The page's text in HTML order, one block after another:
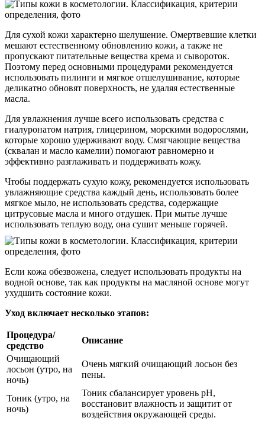
Для сухой кожи характерно шелушение. Омертвевшие клетки
мешают естественному обновлению кожи, а также не
пропускают питательные вещества крема и сывороток.
Поэтому перед основными процедурами рекомендуется
использовать пилинги и мягкое отшелушивание, которые
деликатно обновят поверхность, не удаляя естественные
масла.
Для увлажнения лучше всего использовать средства с
гиалуронатом натрия, глицерином, морскими водорослями,
которые хорошо удерживают воду. Смягчающие вещества
(сквалан и масло камелии) помогают равномерно и
эффективно разглаживать и поддерживать кожу.
Чтобы поддержать сухую кожу, рекомендуется использовать
увлажняющие средства каждый день, использовать более
мягкое мыло, не использовать средства, содержащие
цитрусовые масла и много отдушек. При мытье лучше
использовать теплую воду, она сушит меньше горячей.
Если кожа обезвожена, следует использовать продукты на
водной основе, так как продукты на масляной основе могут
ухудшить состояние кожи.
Уход включает несколько этапов:
Процедура/
средство
Описание
Очищающий
лосьон (утро, на
ночь)
Очень мягкий очищающий лосьон без
пены.
Тоник (утро, на
ночь)
Тоник сбалансирует уровень pH,
восстановит влажность и защитит от
воздействия окружающей среды.